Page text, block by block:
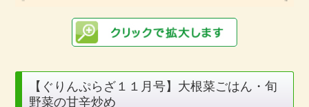
【ぐりんぷらざ１１月号】大根菜ごはん・旬
野菜の甘辛炒め